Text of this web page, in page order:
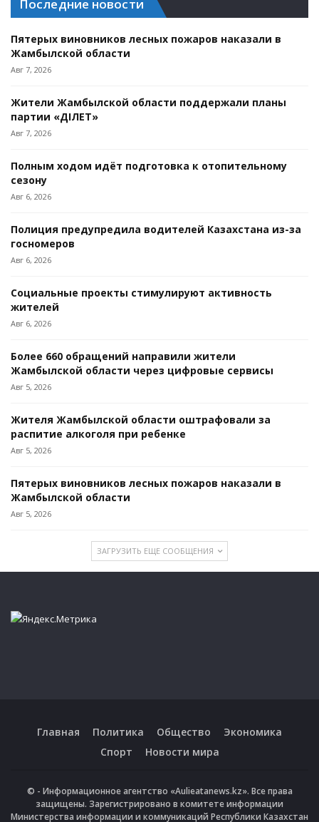
Последние новости
Пятерых виновников лесных пожаров наказали в
Жамбылской области
Авг 7, 2026
Жители Жамбылской области поддержали планы
партии «ӘДІЛЕТ»
Авг 7, 2026
Полным ходом идёт подготовка к отопительному
сезону
Авг 6, 2026
Полиция предупредила водителей Казахстана из-за
госномеров
Авг 6, 2026
Социальные проекты стимулируют активность
жителей
Авг 6, 2026
Более 660 обращений направили жители
Жамбылской области через цифровые сервисы
Авг 5, 2026
Жителя Жамбылской области оштрафовали за
распитие алкоголя при ребенке
Авг 5, 2026
Пятерых виновников лесных пожаров наказали в
Жамбылской области
Авг 5, 2026
ЗАГРУЗИТЬ ЕЩЕ СООБЩЕНИЯ
Главная Политика Общество
Экономика
Спорт
Новости мира
© - Информационное агентство «Aulieatanews.kz». Все права
защищены. Зарегистрировано в комитете информации
Министерства информации и коммуникаций Республики Казахстан